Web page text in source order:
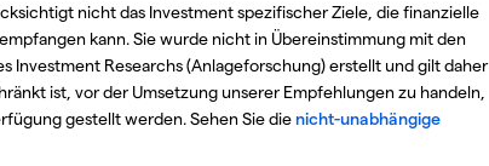
nicht das Investment spezifischer Ziele, die finanzielle
kann. Sie wurde nicht in Übereinstimmung mit den
Investment Researchs (Anlageforschung) erstellt und gilt daher
ist, vor der Umsetzung unserer Empfehlungen zu handeln,
gestellt werden. Sehen Sie dienicht-unabhängige